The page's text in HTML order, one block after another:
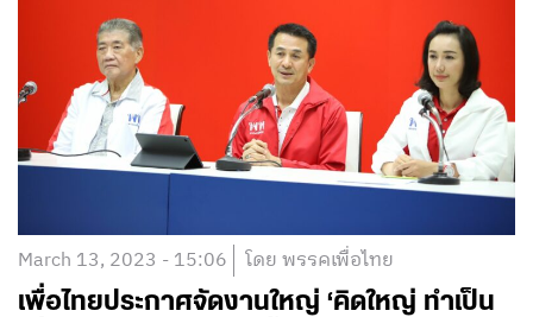
March 13, 2023 - 15:06 โดย พรรคเพื่อไทย
เพื่อไทยประกาศจัดงานใหญ่ ‘คิดใหญ่ ทำเป็น